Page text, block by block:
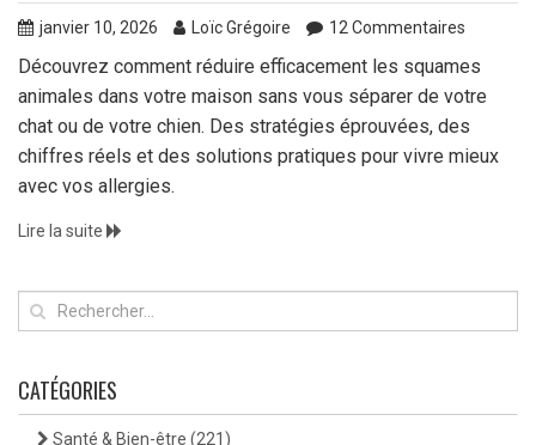
janvier 10, 2026 Loïc Grégoire 12 Commentaires
Découvrez comment réduire efficacement les squames
animales dans votre maison sans vous séparer de votre
chat ou de votre chien. Des stratégies éprouvées, des
chiffres réels et des solutions pratiques pour vivre mieux
avec vos allergies.
Lire la suite
CATÉGORIES
Santé & Bien-être (221)